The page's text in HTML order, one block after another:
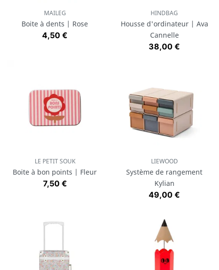
MAILEG
Boite à dents | Rose
Prix
4,50 €
HINDBAG
Housse d'ordinateur | Ava
Cannelle
Prix
38,00 €
LE PETIT SOUK
Boite à bon points | Fleur
Prix
7,50 €
LIEWOOD
Système de rangement
Kylian
Prix
49,00 €